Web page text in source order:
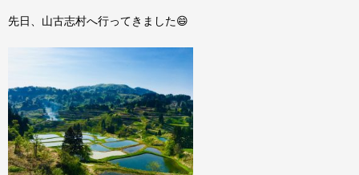
先日、山古志村へ行ってきました😄